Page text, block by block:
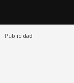
Publicidad